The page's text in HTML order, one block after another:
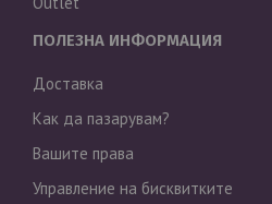
ПОЛЕЗНА ИНФОРМАЦИЯ
Доставка
Как да пазарувам?
Вашите права
Управление на бисквитките